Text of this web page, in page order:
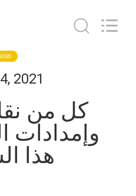
منتجات
معلومات
Machinery
Co.,ltd.
2021
كل من
وإمدادات
هذا